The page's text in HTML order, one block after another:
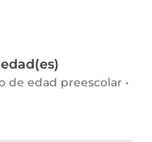
de edad preescolar •